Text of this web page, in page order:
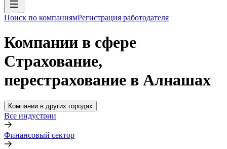
Поиск по компаниямРегистрация работодателя
Компании в сфере
Страхование,
перестрахование в Алнашах
Компании в других городах
Все индустрии
Финансовый сектор